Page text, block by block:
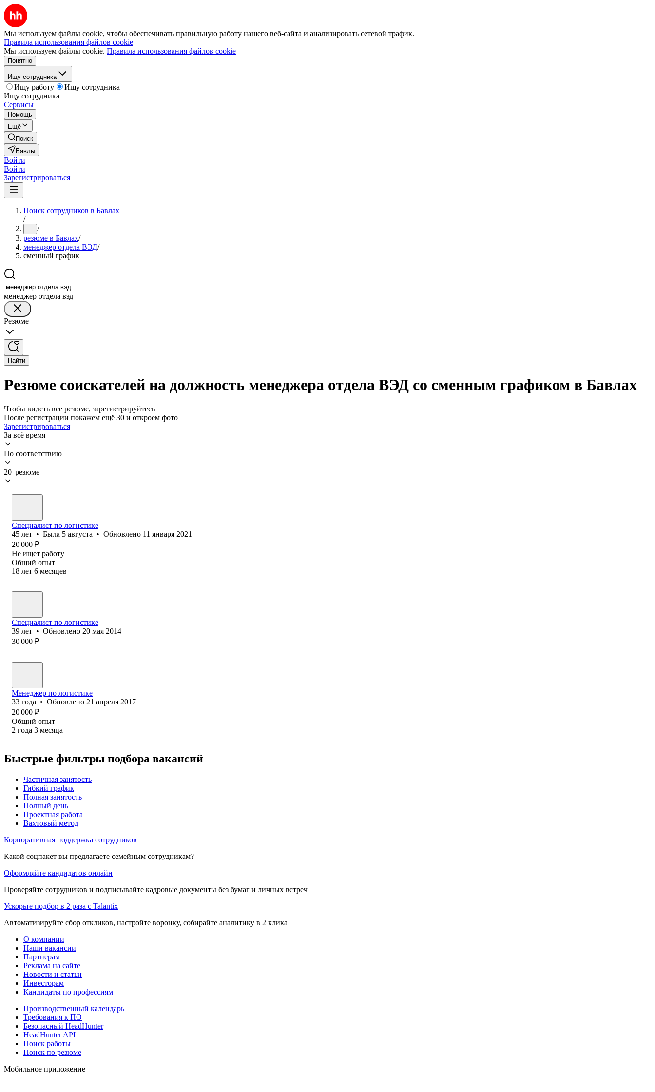
Мы используем файлы cookie, чтобы обеспечивать правильную работу нашего веб-сайта и анализировать сетевой трафик.
Правила использования файлов cookie
Мы используем файлы cookie. Правила использования файлов cookie
Понятно
Ищу сотрудника
Ищу работу
Ищу сотрудника
Ищу сотрудника
Сервисы
Помощь
Ещё
Поиск
Бавлы
Войти
Войти
Зарегистрироваться
Поиск сотрудников в Бавлах
/
... /
резюме в Бавлах/
менеджер отдела ВЭД/
сменный график
менеджер отдела вэд
Резюме
Найти
Резюме соискателей на должность менеджера отдела ВЭД со сменным графиком в Бавлах
Чтобы видеть все резюме, зарегистрируйтесь
После регистрации покажем ещё 30 и откроем фото
Зарегистрироваться
За всё время
По соответствию
20 резюме
Специалист по логистике
45 лет • Была 5 августа • Обновлено 11 января 2021
20 000 ₽
Не ищет работу
Общий опыт
18 лет 6 месяцев
Специалист по логистике
39 лет • Обновлено 20 мая 2014
30 000 ₽
Менеджер по логистике
33 года • Обновлено 21 апреля 2017
20 000 ₽
Общий опыт
2 года 3 месяца
Быстрые фильтры подбора вакансий
Частичная занятость
Гибкий график
Полная занятость
Полный день
Проектная работа
Вахтовый метод
Корпоративная поддержка сотрудников
Какой соцпакет вы предлагаете семейным сотрудникам?
Оформляйте кандидатов онлайн
Проверяйте сотрудников и подписывайте кадровые документы без бумаг и личных встреч
Ускорьте подбор в 2 раза с Talantix
Автоматизируйте сбор откликов, настройте воронку, собирайте аналитику в 2 клика
О компании
Наши вакансии
Партнерам
Реклама на сайте
Новости и статьи
Инвесторам
Кандидаты по профессиям
Производственный календарь
Требования к ПО
Безопасный HeadHunter
HeadHunter API
Поиск работы
Поиск по резюме
Мобильное приложение